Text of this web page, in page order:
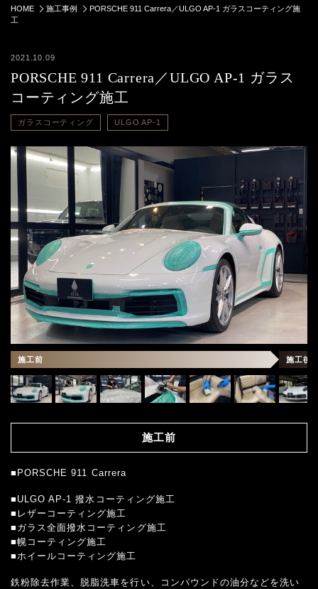
HOME 施工事例
PORSCHE 911 Carrera／ULGO AP-1 ガラスコーティング施
工
2021.10.09
PORSCHE 911 Carrera／ULGO AP-1 ガラス
コーティング施工
ガラスコーティング ULGO AP-1
施工前 施工後
施工前
■PORSCHE 911 Carrera
■ULGO AP-1 撥水コーティング施工
■レザーコーティング施工
■ガラス全面撥水コーティング施工
■幌コーティング施工
■ホイールコーティング施工
鉄粉除去作業、脱脂洗車を行い、コンパウンドの油分などを洗い